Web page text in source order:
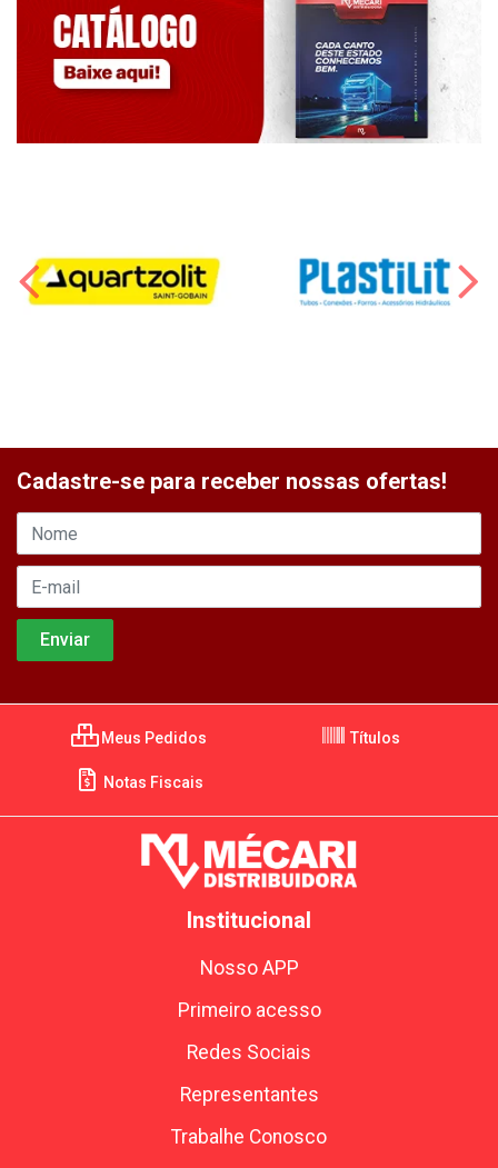
Cadastre-se para receber nossas ofertas!
Meus Pedidos Títulos
Notas Fiscais
Institucional
Nosso APP
Primeiro acesso
Redes Sociais
Representantes
Trabalhe Conosco